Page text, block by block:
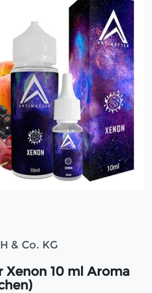
& Co. KG
10 ml Aroma